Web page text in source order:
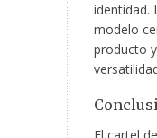
identidad.
modelo
producto